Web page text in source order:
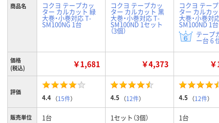
商品名 コクヨ テープカッ
ター カルカット 緑
大巻・小巻対応 T-
SM100NG 1台
コクヨ テープカッ
ター カルカット 黒
大巻・小巻対応 T-
SM100ND 1セット
（3個）
コクヨ テー
ター カルカ
大巻・小巻対
SM100ND 1台
テープ
ー台 6
価格
(税込)
￥1,681 ￥4,373
評価
4.4 （15件） 4.5 （12件） 4.5 （12件）
販売単位 1台 1セット（3個） 1台